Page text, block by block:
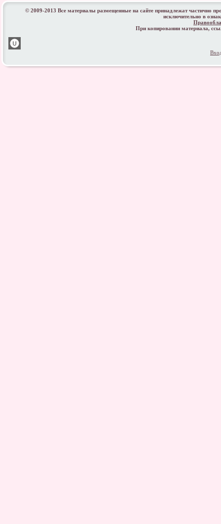
© 2009-2013 Все материалы размещенные на сайте принадлежат частично
исключительно в
При копировании материала,